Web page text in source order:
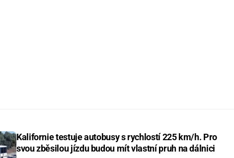
Kalifornie testuje autobusy s rychlostí 225 km/h. Pro
svou zběsilou jízdu budou mít vlastní pruh na dálnici